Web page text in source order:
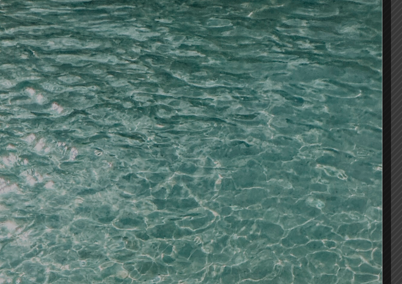
SCP forma un film que protege el cuero cabelludo y la fibra capilar durante
el proceso de coloración,aumentando el confort de la aplicación.
Modo de aplicación:Mezcla: 1 parte de color + 1 parte de oxidante. Excepto
aclarantes 1 + 2
Tiempo de exposición:30 minutos . Excepto aclarantes 45 minutos
Poder de aclaración:12,5 vol = efecto tono sobre tono 20 vol = 1-2 tonos
30 vol = 2-3 tonos
Superaclarantes:30 vol = 3-4 tonos 40 vol = 4-5 tonos
Cobertura de canas :Hasta un 50% aplicar el tono deseado.Del 50 al 100%
de canas, mezclar ½ tubo del tono deseado con ½ tubo del tono natural
correspondiente.
AÑADIR AL CARRITO
Añadir a la lista de deseos